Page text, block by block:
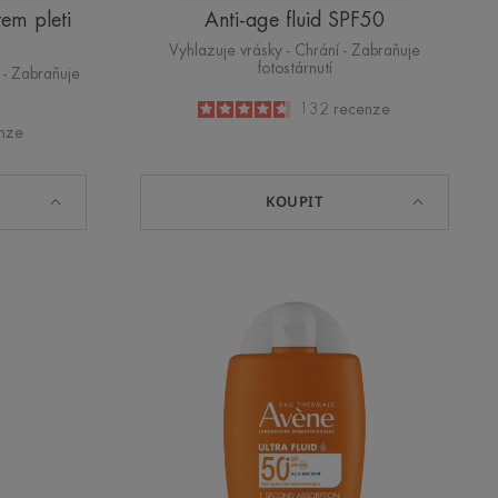
pleti
Zabraňuje
Anti-age fluid SPF50
Vyhlazuje vrásky - Chrání - Zabraňuje
fotostárnutí
4.6
132 recenze
KOUPIT
PERFECTOR
50+